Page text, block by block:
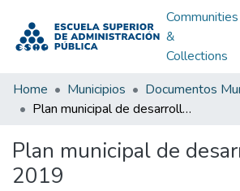
Communities
&
Collections
Home Municipios
Documentos
Plan municipal de desarrollo 2016-2019
Plan municipal de
2019